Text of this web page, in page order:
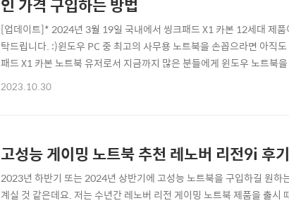
인 가격 구입하는 방법
[업데이트]* 2024년 3월 19일 국내에서 씽크패드 X1 카본 12세대 제
탁드립니다. :)윈도우 PC 중 최고의 사무용 노트북을 손꼽으라면 아
패드 X1 카본 노트북 유저로서 지금까지 많은 분들에게 윈도우 노트북
여타 다른 브랜드의 노트북들보다 기기의 완성도가 뛰어나고, 오랜 역
2023.10.30
고성능 게이밍 노트북 추천 레노버 리전9i 후
2023년 하반기 또는 2024년 상반기에 고성능 노트북을 구입하길 원하
계실 것 같은데요. 저는 수년간 레노버 리전 게이밍 노트북 제품을 출